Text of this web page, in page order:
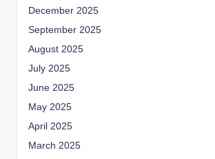
December 2025
September 2025
August 2025
July 2025
June 2025
May 2025
April 2025
March 2025